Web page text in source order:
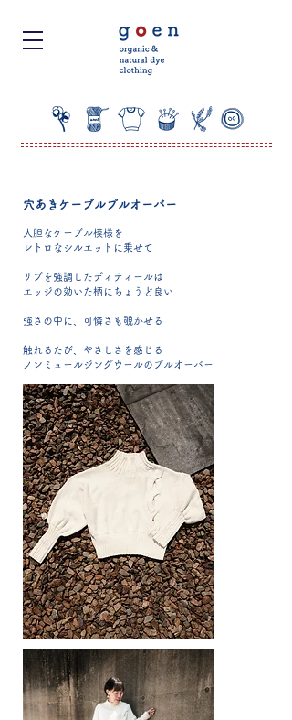
穴あきケーブルプルオーバー
大胆なケーブル模様を
レトロなシルエットに乗せて
リブを強調したディティールは
エッジの効いた柄にちょうど良い
強さの中に、可憐さも覗かせる
触れるたび、やさしさを感じる
ノンミュールジングウールのプルオーバー